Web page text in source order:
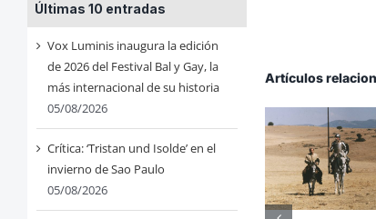
Últimas 10 entradas
Vox Luminis inaugura la edición
de 2026 del Festival Bal y Gay, la
más internacional de su historia
05/08/2026
Crítica: ‘Tristan und Isolde’ en el
invierno de Sao Paulo
05/08/2026
Artículos